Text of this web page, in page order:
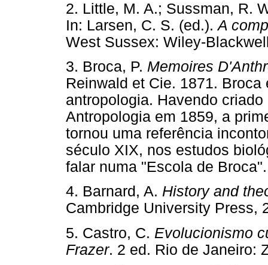
2. Little, M. A.; Sussman, R.
In: Larsen, C. S. (ed.).A
West Sussex: Wiley-
3. Broca, P. Memoires
Reinwald et Cie. 1871.
antropologia. Havendo
Antropologia em 1859, a
tornou uma referência
século XIX, nos estudos
falar numa "Escola de
4. Barnard, A. History and
Cambridge University
5. Castro, C. Evolucionismo
Frazer. 2 ed. Rio de